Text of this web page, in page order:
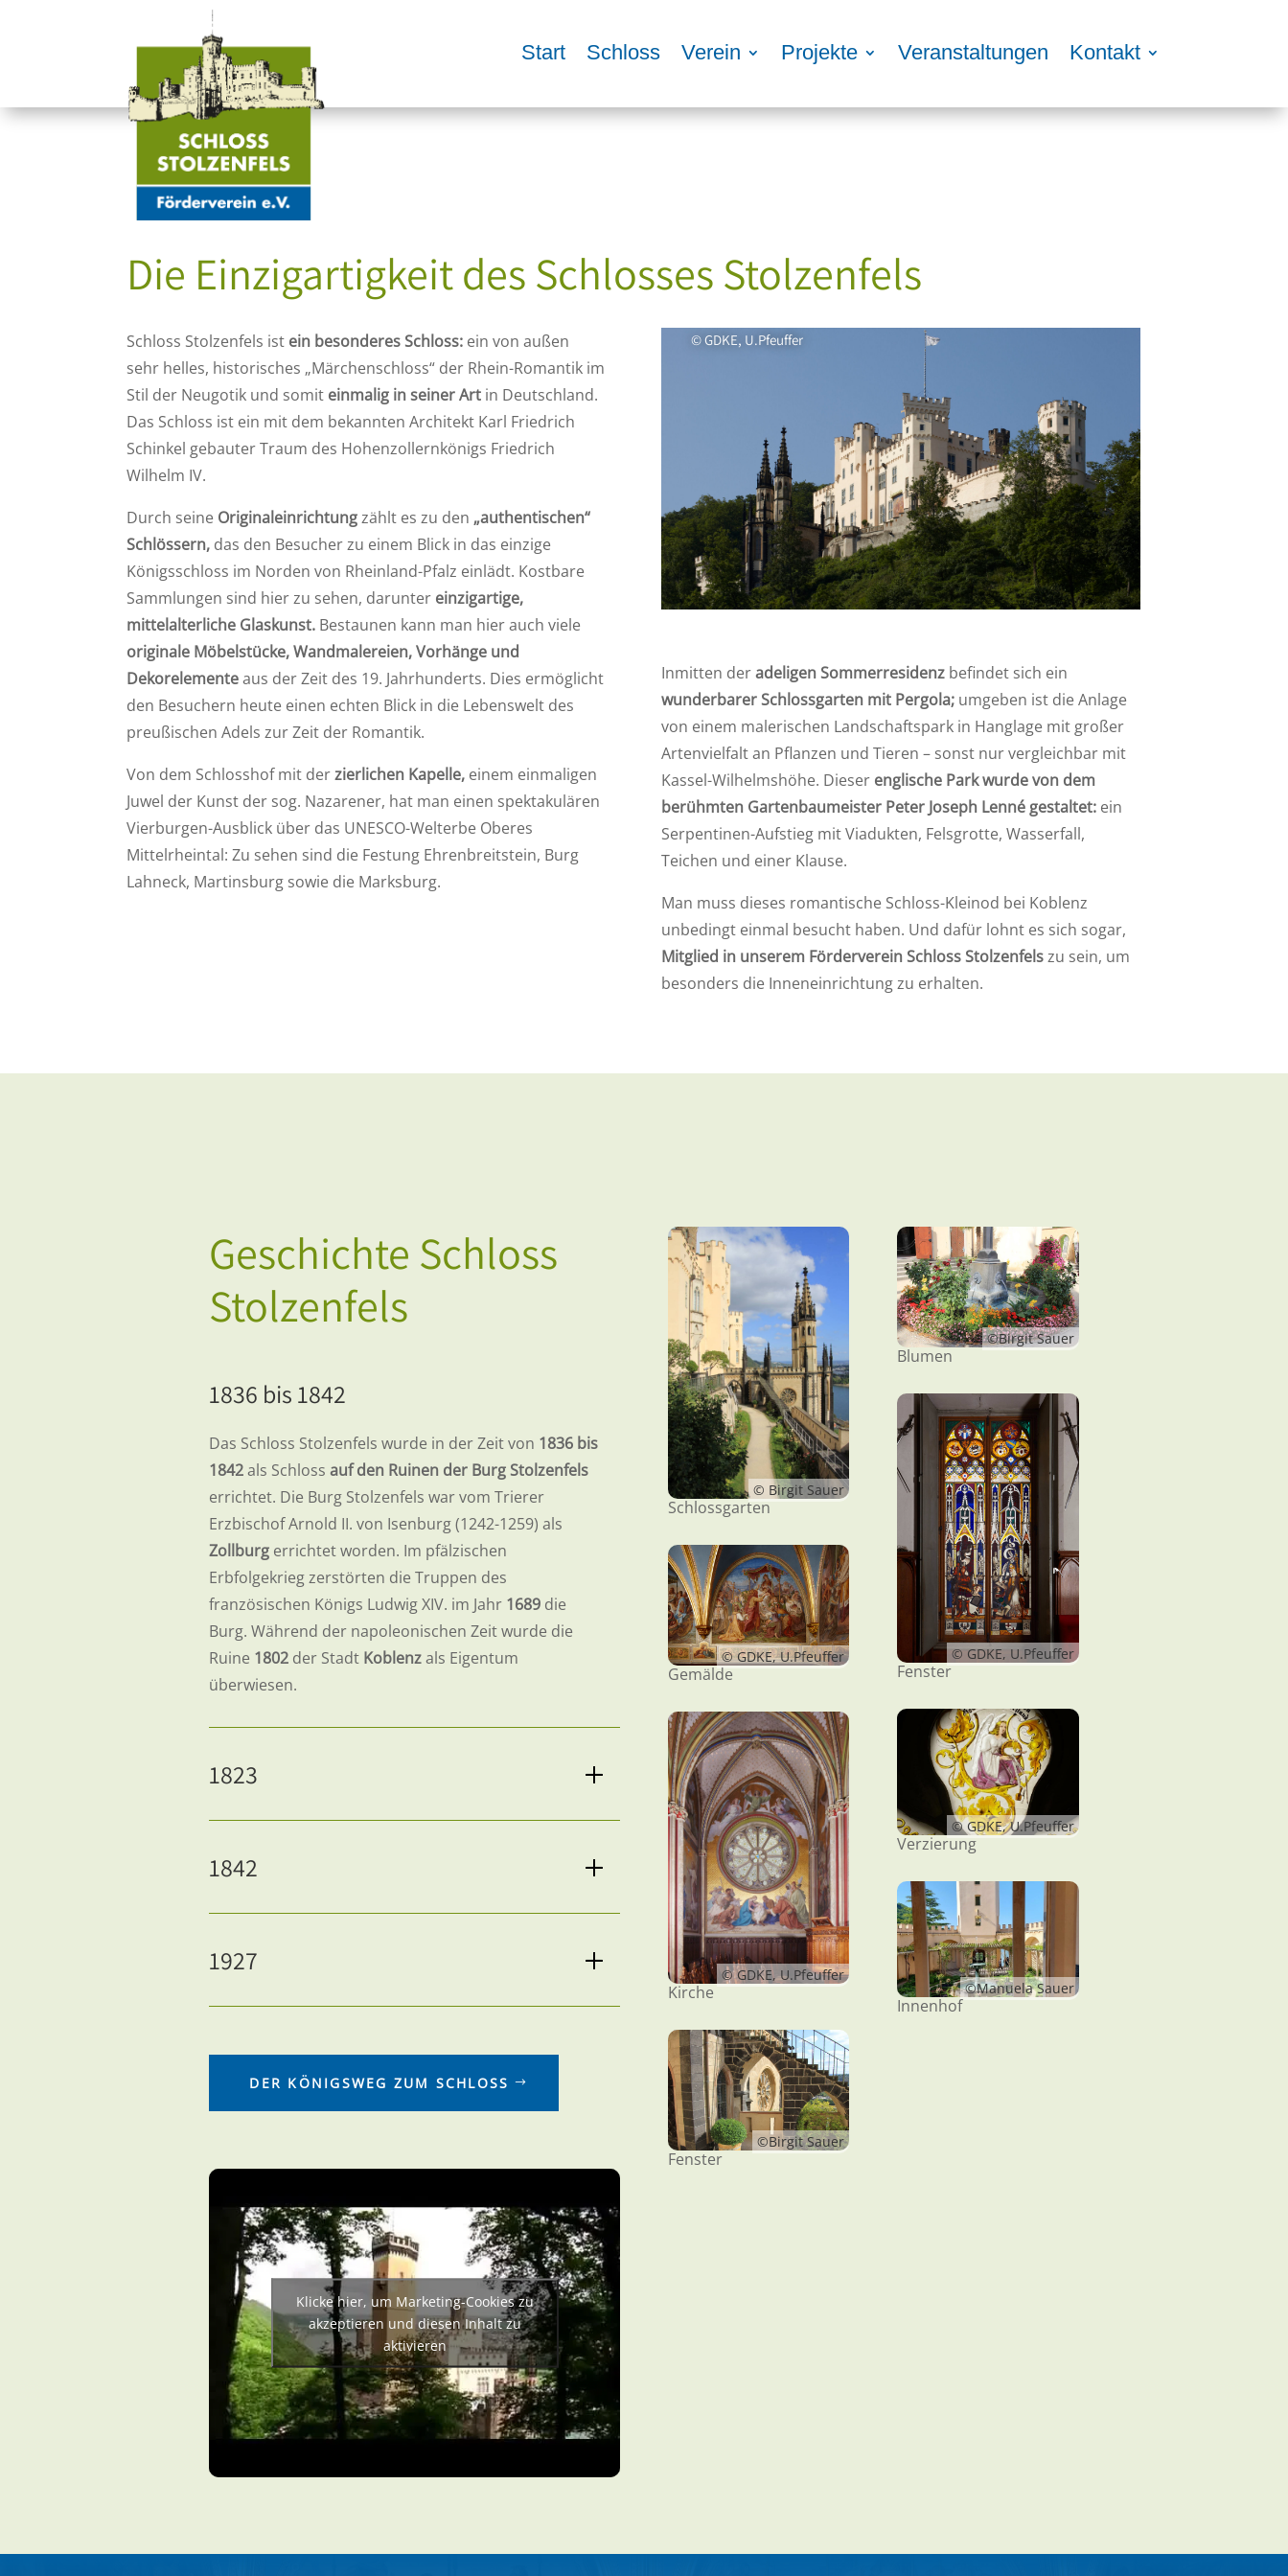
Start Schloss Verein Projekte Veranstaltungen Kontakt
Die Einzigartigkeit des Schlosses Stolzenfels
Schloss Stolzenfels ist ein besonderes Schloss: ein von außen
sehr helles, historisches „Märchenschloss“ der Rhein-Romantik im
Stil der Neugotik und somit einmalig in seiner Art in Deutschland.
Das Schloss ist ein mit dem bekannten Architekt Karl Friedrich
Schinkel gebauter Traum des Hohenzollernkönigs Friedrich
Wilhelm IV.
Durch seine Originaleinrichtungzählt es zu den „authentischen“
Schlössern, das den Besucher zu einem Blick in das einzige
Königsschloss im Norden von Rheinland-Pfalz einlädt. Kostbare
Sammlungen sind hier zu sehen, darunter einzigartige,
mittelalterliche Glaskunst. Bestaunen kann man hier auch viele
originale Möbelstücke, Wandmalereien, Vorhänge und
Dekorelementeaus der Zeit des 19. Jahrhunderts. Dies ermöglicht
den Besuchern heute einen echten Blick in die Lebenswelt des
preußischen Adels zur Zeit der Romantik.
Von dem Schlosshof mit derzierlichen Kapelle, einem einmaligen
Juwel der Kunst der sog. Nazarener, hat man einen spektakulären
Vierburgen-Ausblick über das UNESCO-Welterbe Oberes
Mittelrheintal: Zu sehen sind die Festung Ehrenbreitstein, Burg
Lahneck, Martinsburg sowie die Marksburg.
© GDKE, U.Pfeuffer
Inmitten deradeligen Sommerresidenz befindet sich ein
wunderbarer Schlossgarten mit Pergola; umgeben ist die Anlage
von einem malerischen Landschaftspark in Hanglage mit großer
Artenvielfalt an Pflanzen und Tieren – sonst nur vergleichbar mit
Kassel-Wilhelmshöhe. Dieser englische Park wurde von dem
berühmten Gartenbaumeister Peter Joseph Lenné gestaltet: ein
Serpentinen-Aufstieg mit Viadukten, Felsgrotte, Wasserfall,
Teichen und einer Klause.
Man muss dieses romantische Schloss-Kleinod bei Koblenz
unbedingt einmal besucht haben. Und dafür lohnt es sich sogar,
Mitglied in unserem Förderverein Schloss Stolzenfelszu sein, um
besonders die Inneneinrichtung zu erhalten.
Geschichte Schloss
Stolzenfels
1836 bis 1842
Das Schloss Stolzenfels wurde in der Zeit von 1836 bis
1842als Schloss auf den Ruinen der Burg Stolzenfels
errichtet. Die Burg Stolzenfels war vom Trierer
Erzbischof Arnold II. von Isenburg (1242-1259) als
Zollburg errichtet worden. Im pfälzischen
Erbfolgekrieg zerstörten die Truppen des
französischen Königs Ludwig XIV. im Jahr 1689 die
Burg. Während der napoleonischen Zeit wurde die
Ruine 1802 der Stadt Koblenzals Eigentum
überwiesen.
1823
1842
1927
DER KÖNIGSWEG ZUM SCHLOSS
Klicke hier, um Marketing-Cookies zu
akzeptieren und diesen Inhalt zu
aktivieren
© Birgit Sauer
Schlossgarten
© GDKE, U.Pfeuffer
Gemälde
© GDKE, U.Pfeuffer
Kirche
©Birgit Sauer
Fenster
©Birgit Sauer
Blumen
© GDKE, U.Pfeuffer
Fenster
© GDKE, U.Pfeuffer
Verzierung
©Manuela Sauer
Innenhof